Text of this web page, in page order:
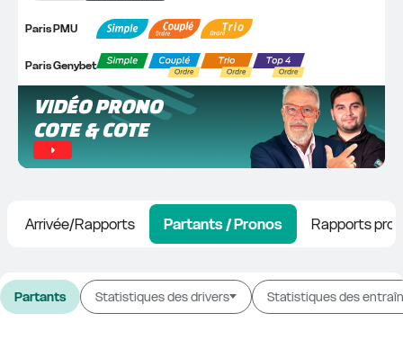
Paris PMU
Paris Genybet
VIDÉO PRONO
COTE & COTE
Arrivée/Rapports Partants / Pronos Rapports
Partants Statistiques des drivers Statistiques des